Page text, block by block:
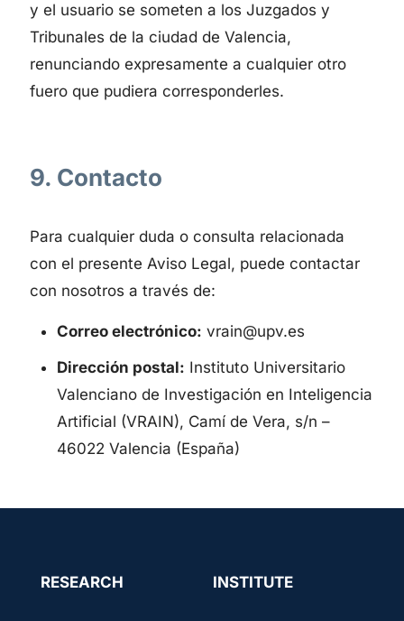
y el usuario se someten a los Juzgados y
Tribunales de la ciudad de Valencia,
renunciando expresamente a cualquier otro
fuero que pudiera corresponderles.
9. Contacto
Para cualquier duda o consulta relacionada
con el presente Aviso Legal, puede contactar
con nosotros a través de:
Correo electrónico: vrain@upv.es
Dirección postal: Instituto Universitario
Valenciano de Investigación en Inteligencia
Artificial (VRAIN), Camí de Vera, s/n –
46022 Valencia (España)
RESEARCH INSTITUTE